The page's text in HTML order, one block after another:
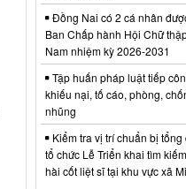
Đồng Nai có 2 cá nhân
Ban Chấp hành Hội Chữ
Nam nhiệm kỳ 2026-2031
Tập huấn pháp luật tiếp
khiếu nại, tố cáo, phòng,
nhũng
Kiểm tra vị trí chuẩn bị tổng
tổ chức Lễ Triển khai tìm
hài cốt liệt sĩ tại khu vực xã